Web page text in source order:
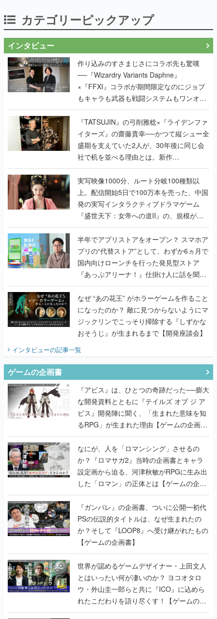
カテゴリーピックアップ
インタビュー
作り込みのすさまじさにコラボ先も驚嘆
──『Wizardry Variants Daphne』
×『FFXI』コラボが期間限定なのにジョブ
もキャラも武器も戦闘システムもワンオフ
で作り込まれた理由を両ディレクターに聞
く
『TATSUJIN』の弓削雅稔×『ライデンファ
イターズ』の齋藤貴幸──かつて縦シュー全
盛期を支えていた2人が、30年後に同じ会
社で机を並べる理由とは。新作
『TATSUJIN EXTREME』で初タッグを組
んだレジェンド2人に訊く開発秘話
実写映像1000分、ルート分岐100種類以
上。配信開始5日で100万本を売った、中国
発の実写インタラクティブドラマゲーム
『盛世天下：女帝への道II』の、規模が違
うこだわりをプロデューサーに聞いた
半年でアプリストアをオープン？ スマホア
プリの“代替ストア”として、わずか6ヵ月で
国内向けローンチを行った発見型ストア
『あっぷアリーナ！』仕掛け人に話を聞い
てみた
なぜ “あの花王” がホラーゲームを作ること
になったのか？ 敵に見つからないようにマ
ジックリンでこっそり掃除する『しずかな
おそうじ』が生まれるまで【開発座談会】
インタビューの記事一覧
ゲームの企画書
『アビス』は、ひとつの奇跡だった──膨大
な開発資料とともに『テイルズ オブ ジ ア
ビス』開発陣に聞く、「生まれた意味を知
るRPG」が生まれた理由【ゲームの企画
書】
なにが、人を「ロマンシング」させるの
か？『ロマサガ2』当時の企画書とキャラ
設定画から迫る、河津秋敏がRPGに生み出
した「ロマン」の正体とは【ゲームの企画
書】
『ガンパレ』の企画書、ついに公開━初代
PSの伝説的タイトルは、なぜ生まれたの
か？そして『LOOP8』へ受け継がれたもの
【ゲームの企画書】
世界が認めるゲームデザイナー・上田文人
とはいったい何が凄いのか？ ヨコオタロ
ウ・外山圭一郎らと共に『ICO』に込めら
れたこだわりを語り尽くす！【ゲームの企
画書】